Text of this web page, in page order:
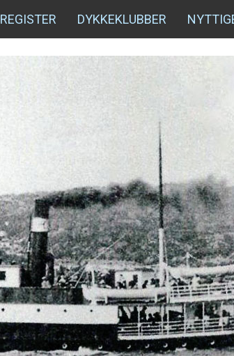
DYKKEKLUBBER